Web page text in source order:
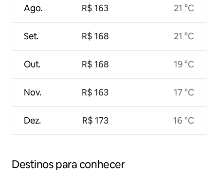
Ago.
Set.
Out.
Nov.
Dez.
R$ 163
R$ 168
R$ 168
R$ 163
R$ 173
21 °C
21 °C
19 °C
17 °C
16 °C
Destinos para conhecer